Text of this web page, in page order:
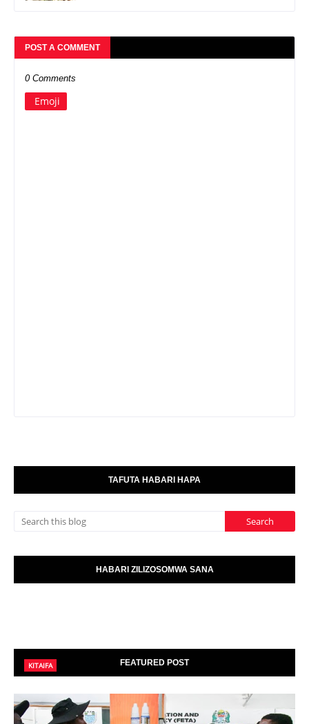
POST A COMMENT
0 Comments
Emoji
TAFUTA HABARI HAPA
HABARI ZILIZOSOMWA SANA
FEATURED POST
KITAIFA